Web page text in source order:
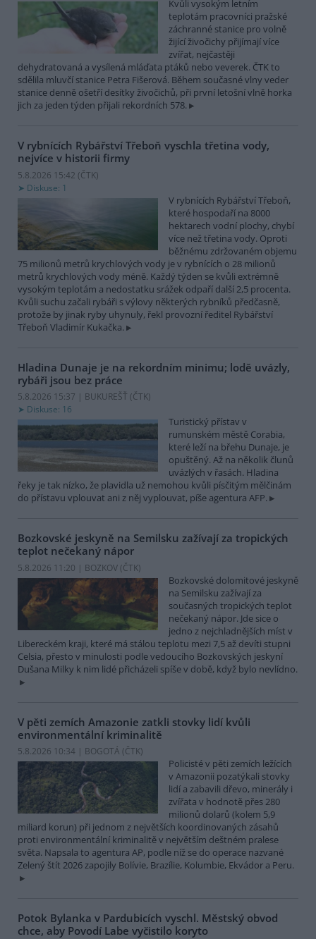
Kvůli vysokým letním
teplotám pracovníci pražské
záchranné stanice pro volně
žijící živočichy přijímají více
zvířat, nejčastěji
dehydratovaná a vysílená mláďata ptáků nebo veverek. ČTK to
sdělila mluvčí stanice Petra Fišerová. Během současné vlny veder
stanice denně ošetří desítky živočichů, při první letošní vlně horka
jich za jeden týden přijali rekordních 578.
V rybnících Rybářství Třeboň vyschla třetina vody,
nejvíce v historii firmy
5.8.2026 15:42 (ČTK)
Diskuse: 1
V rybnících Rybářství Třeboň,
které hospodaří na 8000
hektarech vodní plochy, chybí
více než třetina vody. Oproti
běžnému zdržovaném objemu
75 milionů metrů krychlových vody je v rybnících o 28 milionů
metrů krychlových vody méně. Každý týden se kvůli extrémně
vysokým teplotám a nedostatku srážek odpaří další 2,5 procenta.
Kvůli suchu začali rybáři s výlovy některých rybníků předčasně,
protože by jinak ryby uhynuly, řekl provozní ředitel Rybářství
Třeboň Vladimír Kukačka.
Hladina Dunaje je na rekordním minimu; lodě uvázly,
rybáři jsou bez práce
5.8.2026 15:37 | BUKUREŠŤ (ČTK)
Diskuse: 16
Turistický přístav v
rumunském městě Corabia,
které leží na břehu Dunaje, je
opuštěný. Až na několik člunů
uvázlých v řasách. Hladina
řeky je tak nízko, že plavidla už nemohou kvůli písčitým mělčinám
do přístavu vplouvat ani z něj vyplouvat, píše agentura AFP.
Bozkovské jeskyně na Semilsku zažívají za tropických
teplot nečekaný nápor
5.8.2026 11:20 | BOZKOV (ČTK)
Bozkovské dolomitové jeskyně
na Semilsku zažívají za
současných tropických teplot
nečekaný nápor. Jde sice o
jedno z nejchladnějších míst v
Libereckém kraji, které má stálou teplotu mezi 7,5 až devíti stupni
Celsia, přesto v minulosti podle vedoucího Bozkovských jeskyní
Dušana Milky k nim lidé přicházeli spíše v době, když bylo nevlídno.
V pěti zemích Amazonie zatkli stovky lidí kvůli
environmentální kriminalitě
5.8.2026 10:34 | BOGOTÁ (ČTK)
Policisté v pěti zemích ležících
v Amazonii pozatýkali stovky
lidí a zabavili dřevo, minerály i
zvířata v hodnotě přes 280
milionů dolarů (kolem 5,9
miliard korun) při jednom z největších koordinovaných zásahů
proti environmentální kriminalitě v největším deštném pralese
světa. Napsala to agentura AP, podle níž se do operace nazvané
Zelený štít 2026 zapojily Bolívie, Brazílie, Kolumbie, Ekvádor a Peru.
Potok Bylanka v Pardubicích vyschl. Městský obvod
chce, aby Povodí Labe vyčistilo koryto